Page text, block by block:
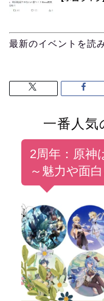
最新のイベントを読
一番人
2周年：原神
～魅力や面